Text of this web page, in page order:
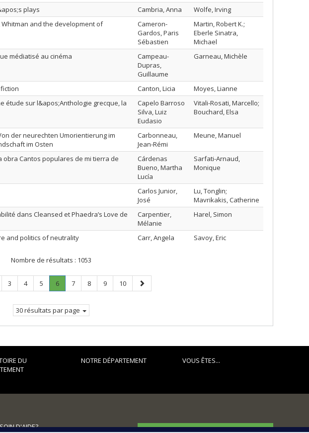
plays Cambria, Anna
Wolfe, Irving
and the development of
Cameron-
Gardos, Paris
Sébastien
Martin, Robert K.;
Eberle Sinatra,
Michael
médiatisé au cinéma
Campeau-
Dupras,
Guillaume
Garneau, Michèle
Canton, Licia
Moyes, Lianne
étude sur l&apos;Anthologie grecque, la
Capelo Barroso
Silva, Luiz
Eudasio
Vitali-Rosati, Marcello;
Bouchard, Elsa
der neurechten Umorientierung im
im Osten
Carbonneau,
Jean-Rémi
Meune, Manuel
Cantos populares de mi tierra de
Cárdenas
Bueno, Martha
Lucía
Sarfati-Arnaud,
Monique
Carlos Junior,
José
Lu, Tonglin;
Mavrikakis, Catherine
dans Cleansed et Phaedra’s Love de
Carpentier,
Mélanie
Harel, Simon
and politics of neutrality Carr, Angela Savoy, Eric
Nombre de résultats : 1053
Page
3 Page
4 Page
5 Page
6.
Page
Page
7 Page
8 Page
9 Page
10
Page
suivante
30 résultats par page
DU
NOTRE DÉPARTEMENT VOUS ÊTES...
D'AIDE?